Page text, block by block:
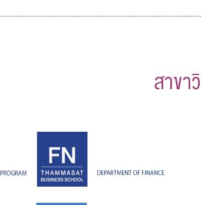
สาขา